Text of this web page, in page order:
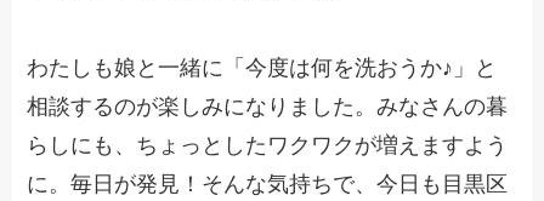
わたしも娘と一緒に「今度は何を洗おうか♪」と
相談するのが楽しみになりました。みなさんの暮
らしにも、ちょっとしたワクワクが増えますよう
に。毎日が発見！そんな気持ちで、今日も目黒区